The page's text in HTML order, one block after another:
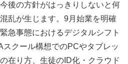
後の方針がはっきりしないと何
乱が生じます。9月始業を明確
急事態におけるデジタルシフト
スクール構想でのPCやタブレッ
在り方、生徒のID化・クラウド